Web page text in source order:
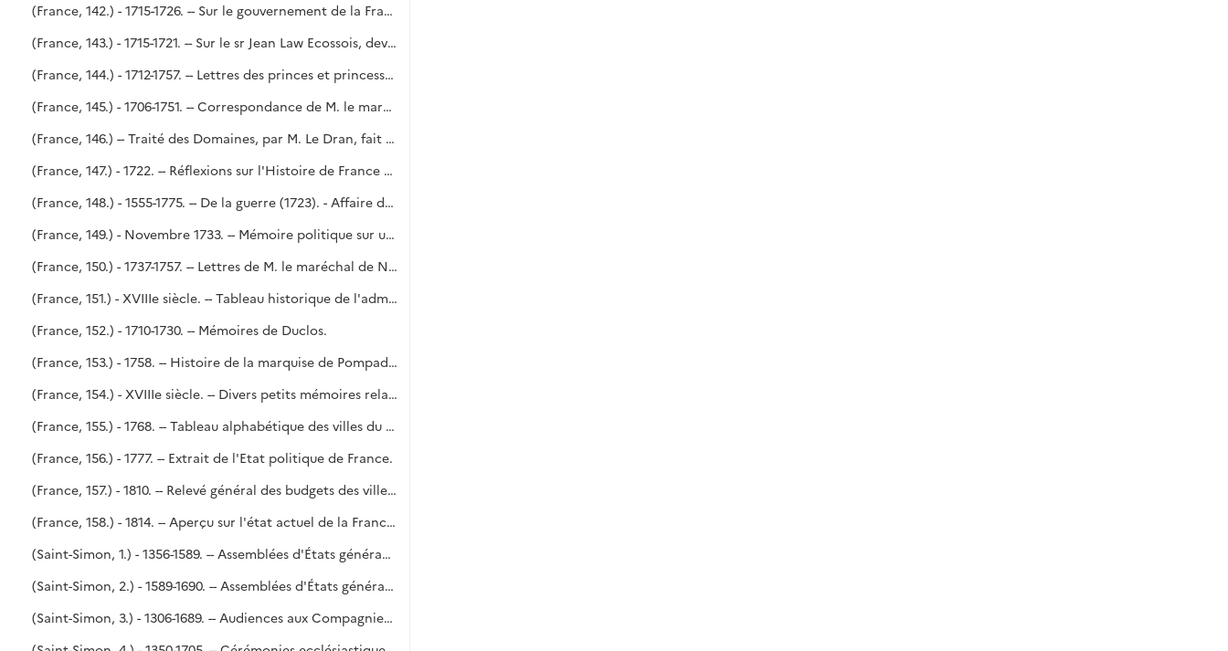
(France, 142.) - 1715-1726. -- Sur le gouvernement de la France sous la régence du prince Philippe, petit-fils de France, duc d'Orléans, après l'avènement du roy Louis XV au trône à l'âge de cinq ans et demi, le 1er septembre 1715, jusqu'en 1726, par N.-L. Le Dran, chef du Dépôt des Affaires étrangères au Vieux Louvre.
(France, 143.) - 1715-1721. -- Sur le sr Jean Law Ecossois, devenu contrôleur général des finances du royaume de France au tems de la régence du Duc d'Orléans. - Sur les suites du système du sieur Law en France, par N.-L. Le Dran. - Sonnet sur M. Law (1720). - Calotte de M. Law. - L'Abeille, poésie par P.-M.-S. d'Abbeville, gentilhomme ordinaire du roy.
(France, 144.) - 1712-1757. -- Lettres des princes et princesses du sang à M. le duc de Noailles. (Prince de Conty, 1723. - Princesse de Conty, 1736. - Princesses de Conty douairières, 1717-1744. - Mlle de la Roche-sur-Yon, 1737. Duc du Maine, 1712-1736. - Duchesse du Maine, 1716-1737. - Prince de Dombes, 1735-1738. - Comte d'Eu, 1736-1745. - Comte de Toulouse, 1716-1736. - Duc de Penthièvre, 1734-1757. - Duchesse de Penthièvre, 1748. - L. de Vendôme, 1712.) - Noailles.
(France, 145.) - 1706-1751. -- Correspondance de M. le maréchal de Noailles avec divers membres de la famille royale. - Mémoire relatif à divers fiefs acquis par Mlle de Sens. - Noailles.
(France, 146.) -- Traité des Domaines, par M. Le Dran, fait en 1722, 31 décembre, pour l'instruction du jeune roi Louis XV.
(France, 147.) - 1722. -- Réflexions sur l'Histoire de France par M. le comte de Boulainvilliers, avec une lettre préliminaire à Mademoiselle [Cousinot]. - Saint-Simon, n° 31 de l'Inventaire.
(France, 148.) - 1555-1775. -- De la guerre (1723). - Affaire de Hanau Lichtenberg (1749). - Cérémonial du Parlement ; suppliques de Ducs et Princes (1555-1731). - Mémoires sur le gouvernement, le droit public, la monarchie, dont l'un dédié au Dauphin (1749). - Mémoires de Le Dran sur le droit de guerre. - Combien, pour les meilleures lois, il est nécessaire que les esprits soient préparés. (1771.)
(France, 149.) - Novembre 1733. -- Mémoire politique sur un secours général à tirer de tous les sujets du Roy à proportion de leurs revenus. - Mémoire concernant la situation du clergé général et des diocèses particuliers.
(France, 150.) - 1737-1757. -- Lettres de M. le maréchal de Noailles aux ministres. - Mémoires relatifs à des intérêts particuliers. - Mémoire sur l'étendue de la maîtrise particulière des eaux et forêts de Saint-Germain. - Noailles.
(France, 151.) - XVIIIe siècle. -- Tableau historique de l'administration française vers le milieu du XVIIIe siècle.
(France, 152.) - 1710-1730. -- Mémoires de Duclos.
(France, 153.) - 1758. -- Histoire de la marquise de Pompadour. Traduction de la seconde édition d'une brochure écrite en 1758 et imprimée à Londres chez S. Hooper, en 1759, de la main de M. de la Place, auteur de plusieurs pièces de théâtre. - Retiré du scellé de M. de Marigny du 5 mars 1782, conformément à l'ordre du roy du 4.
(France, 154.) - XVIIIe siècle. -- Divers petits mémoires relatifs aux Parlements et autres juridictions, par N.-L. Le Dran.
(France, 155.) - 1768. -- Tableau alphabétique des villes du Royaume, avec leurs revenus, dépenses et dettes, suivant les états envoyés à Monseigneur le Controlleur général, en exécution de la Déclaration du Roy du 11 février 1764. - Tableau, par généralités, des revenus, dépenses et dettes des hôpitaux du Royaume, suivant les états envoyés à M. le Controlleur général, en exécution de la Déclaration du Roy du 11 février 1764.
(France, 156.) - 1777. -- Extrait de l'Etat politique de France.
(France, 157.) - 1810. -- Relevé général des budgets des villes dont le revenu s'élève à 10.000 francs et au-dessus, arrêtés par le Conseil d'État, et approuvés par Sa Majesté l'empereur et roi.
(France, 158.) - 1814. -- Aperçu sur l'état actuel de la France et sur les principaux moyens d'améliorer sa législation, son agriculture, son commerce et ses finances, par le marquis de Mondénard-Montagu.
(Saint-Simon, 1.) - 1356-1589. -- Assemblées d'États généraux et de Notables à Paris et dans les provinces. - N° 81 de l'Inventaire dressé, après la mort de Saint-Simon, par Me Delaleu, notaire à Paris (1755-1756).
(Saint-Simon, 2.) - 1589-1690. -- Assemblées d'États généraux et de Notables à Paris, dans les provinces et à l'étranger (1589-1626). - Audiences en général, audiences des Ambassadeurs, Nonces, Légats, Cardinaux, Évêques. - Députés du Clergé, des Provinces (1661-1690). - N°s 81 et 91 de l'Inventaire.
(Saint-Simon, 3.) - 1306-1689. -- Audiences aux Compagnies, aux Députez des États généraux. - Visittes (1610-1689). - Carrousels, tournois (1306-1662). - N°s 83 et 77 de l'Inventaire.